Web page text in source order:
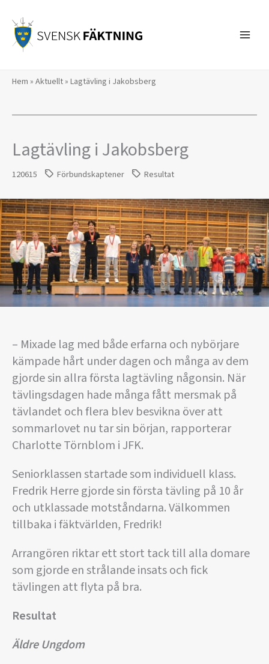
innehåll
Hem » Aktuellt» Lagtävling i Jakobsberg
Lagtävling i Jakobsberg
120615 Förbundskaptener Resultat
– Mixade lag med både erfarna och nybörjare
kämpade hårt under dagen och många av dem
gjorde sin allra första lagtävling någonsin. När
tävlingsdagen hade många fått mersmak på
tävlandet och flera blev besvikna över att
sommarlovet nu tar sin början, rapporterar
Charlotte Törnblom i JFK.
Seniorklassen startade som individuell klass.
Fredrik Herre gjorde sin första tävling på 10 år
och utklassade motståndarna. Välkommen
tillbaka i fäktvärlden, Fredrik!
Arrangören riktar ett stort tack till alla domare
som gjorde en strålande insats och fick
tävlingen att flyta på bra.
Resultat
Äldre Ungdom